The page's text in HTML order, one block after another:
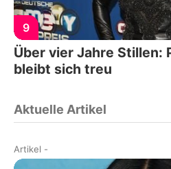
9
Über vier Jahre Stillen:
bleibt sich treu
Aktuelle Artikel
Artikel -